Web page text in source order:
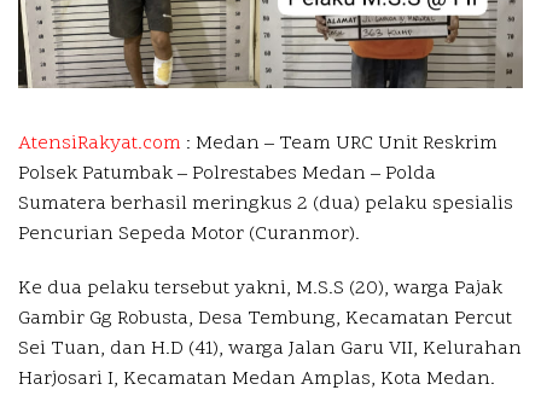
AtensiRakyat.com : Medan – Team URC Unit Reskrim
Polsek Patumbak – Polrestabes Medan – Polda
Sumatera berhasil meringkus 2 (dua) pelaku spesialis
Pencurian Sepeda Motor (Curanmor).
Ke dua pelaku tersebut yakni, M.S.S (20), warga Pajak
Gambir Gg Robusta, Desa Tembung, Kecamatan Percut
Sei Tuan, dan H.D (41), warga Jalan Garu VII, Kelurahan
Harjosari I, Kecamatan Medan Amplas, Kota Medan.